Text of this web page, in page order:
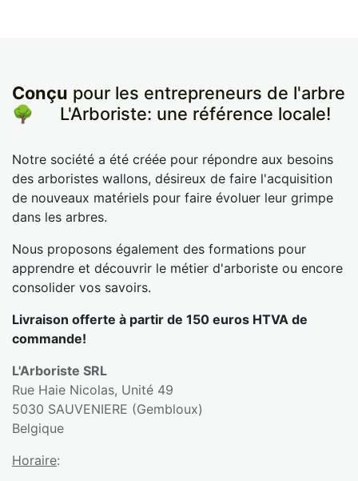
Conçu pour les entrepreneurs de l'arbre
🌳
​L'Arboriste: une référence locale!
Notre société a été créée pour répondre aux besoins
des arboristes wallons, désireux de faire l'acquisition
de nouveaux matériels pour faire évoluer leur grimpe
dans les arbres.
Nous proposons également des formations pour
apprendre et découvrir le métier d'arboriste ou encore
consolider vos savoirs.
Livraison offerte à partir de 150 euros HTVA de
commande!
L'Arboriste SRL
Rue Haie Nicolas, Unité 49
5030 SAUVENIERE (Gembloux)
Belgique
Horaire: